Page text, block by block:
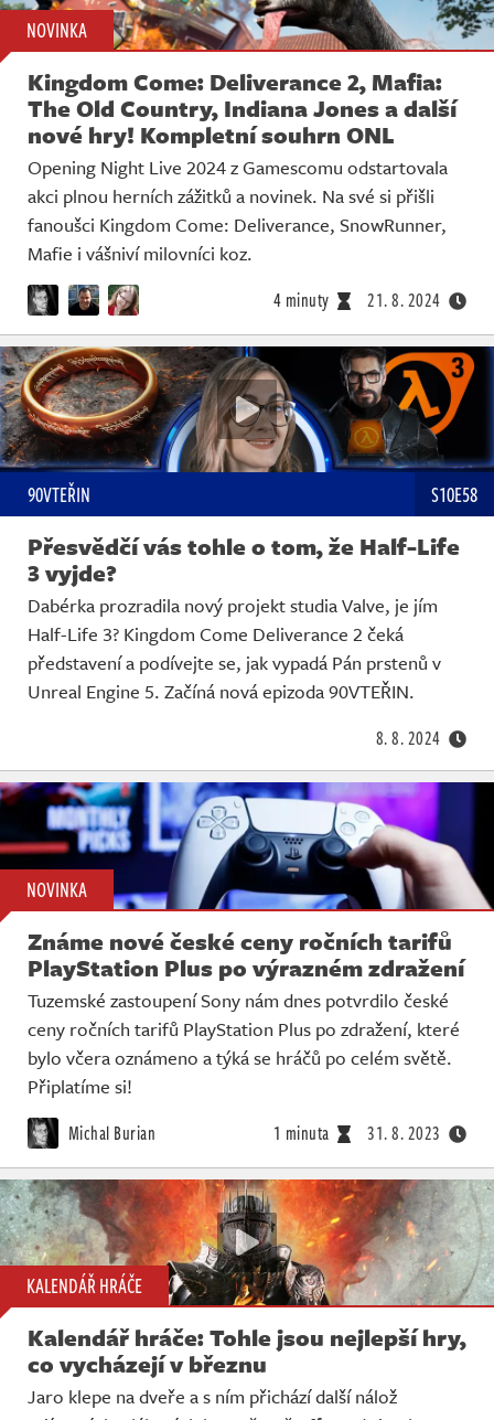
NOVINKA
Kingdom Come: Deliverance 2, Mafia:
The Old Country, Indiana Jones a další
nové hry! Kompletní souhrn ONL
Opening Night Live 2024 z Gamescomu odstartovala
akci plnou herních zážitků a novinek. Na své si přišli
fanoušci Kingdom Come: Deliverance, SnowRunner,
Mafie i vášniví milovníci koz.
4 minuty 21. 8. 2024
90VTEŘIN S10E58
Přesvědčí vás tohle o tom, že Half-Life
3 vyjde?
Dabérka prozradila nový projekt studia Valve, je jím
Half-Life 3? Kingdom Come Deliverance 2 čeká
představení a podívejte se, jak vypadá Pán prstenů v
Unreal Engine 5. Začíná nová epizoda 90VTEŘIN.
8. 8. 2024
NOVINKA
Známe nové české ceny ročních tarifů
PlayStation Plus po výrazném zdražení
Tuzemské zastoupení Sony nám dnes potvrdilo české
ceny ročních tarifů PlayStation Plus po zdražení, které
bylo včera oznámeno a týká se hráčů po celém světě.
Připlatíme si!
Michal Burian 1 minuta 31. 8. 2023
KALENDÁŘ HRÁČE
Kalendář hráče: Tohle jsou nejlepší hry,
co vycházejí v březnu
Jaro klepe na dveře a s ním přichází další nálož